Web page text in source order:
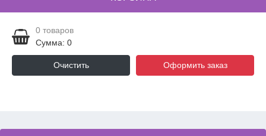
0 товаров
Сумма: 0
Очистить Оформить заказ